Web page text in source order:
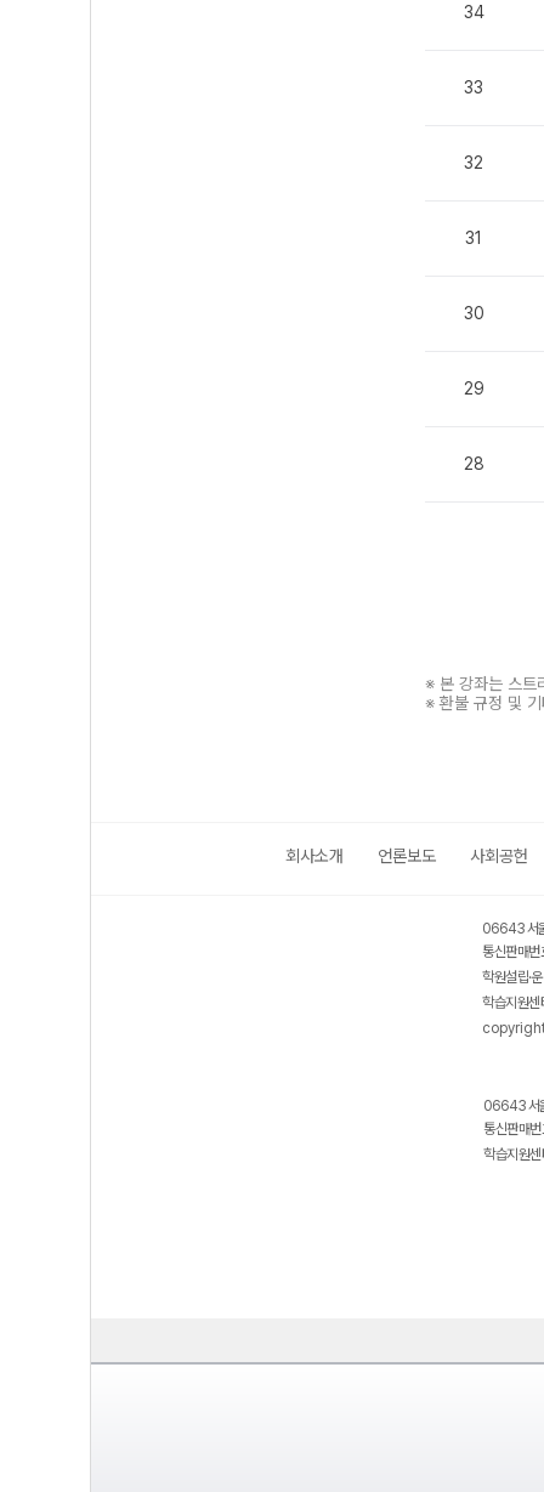
34
33
32
31
30
29
28
※ 본 강좌는 스트
※ 환불 규정 및
회사소개 언론보도 사회공헌
06643 서
통신판매
학원설립·
학습지원
06643 서
통신판매
학습지원